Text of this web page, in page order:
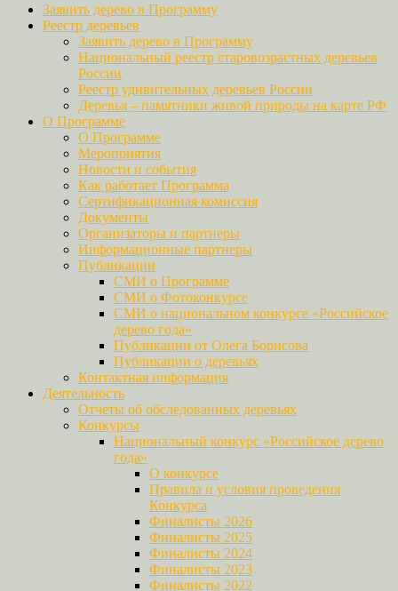
Заявить дерево в Программу
Реестр деревьев
Заявить дерево в Программу
Национальный реестр старовозрастных деревьев
России
Реестр удивительных деревьев России
Деревья – памятники живой природы на карте РФ
О Программе
О Программе
Мероприятия
Новости и события
Как работает Программа
Сертификационная комиссия
Документы
Организаторы и партнеры
Информационные партнеры
Публикации
СМИ о Программе
СМИ о Фотоконкурсе
СМИ о национальном конкурсе «Российское
дерево года»
Публикации от Олега Борисова
Публикации о деревьях
Контактная информация
Деятельность
Отчеты об обследованных деревьях
Конкурсы
Национальный конкурс «Российское дерево
года»
О конкурсе
Правила и условия проведения
Конкурса
Финалисты 2026
Финалисты 2025
Финалисты 2024
Финалисты 2023
Финалисты 2022